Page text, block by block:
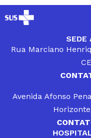
SEDE
Rua Marciano
Avenida Afonso